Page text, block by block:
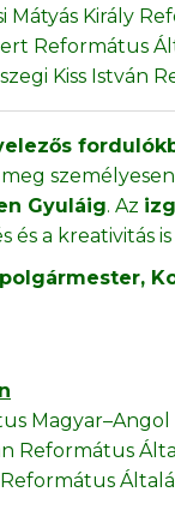
Mátyás Király
Református
Kiss István
személyesen
Gyuláig. Az
a kreativitás
Református